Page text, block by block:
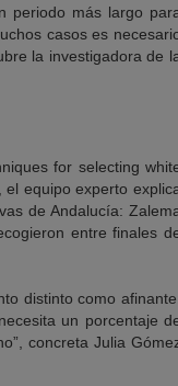
periodo más largo
casos es
la investigadora de
for selecting
el equipo experto
de Andalucía:
entre finales
distinto como
un porcentaje
concreta Julia